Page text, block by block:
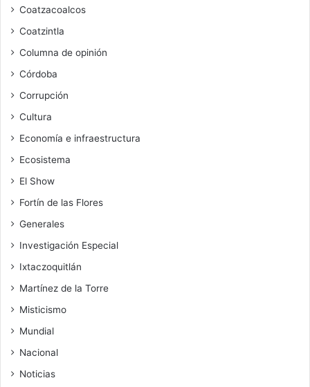
Coatzacoalcos
Coatzintla
Columna de opinión
Córdoba
Corrupción
Cultura
Economía e infraestructura
Ecosistema
El Show
Fortín de las Flores
Generales
Investigación Especial
Ixtaczoquitlán
Martínez de la Torre
Misticismo
Mundial
Nacional
Noticias